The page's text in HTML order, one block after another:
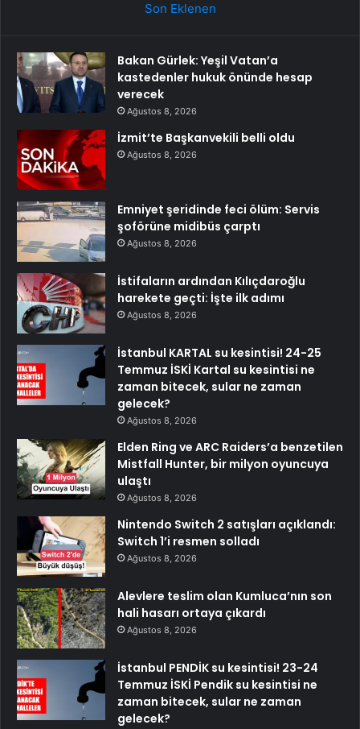
Son Eklenen
Bakan Gürlek: Yeşil Vatan’a
kastedenler hukuk önünde hesap
verecek
Ağustos 8, 2026
İzmit’te Başkanvekili belli oldu
Ağustos 8, 2026
Emniyet şeridinde feci ölüm: Servis
şoförüne midibüs çarptı
Ağustos 8, 2026
İstifaların ardından Kılıçdaroğlu
harekete geçti: İşte ilk adımı
Ağustos 8, 2026
İstanbul KARTAL su kesintisi! 24-25
Temmuz İSKİ Kartal su kesintisi ne
zaman bitecek, sular ne zaman
gelecek?
Ağustos 8, 2026
Elden Ring ve ARC Raiders’a benzetilen
Mistfall Hunter, bir milyon oyuncuya
ulaştı
Ağustos 8, 2026
Nintendo Switch 2 satışları açıklandı:
Switch 1’i resmen solladı
Ağustos 8, 2026
Alevlere teslim olan Kumluca’nın son
hali hasarı ortaya çıkardı
Ağustos 8, 2026
İstanbul PENDİK su kesintisi! 23-24
Temmuz İSKİ Pendik su kesintisi ne
zaman bitecek, sular ne zaman
gelecek?